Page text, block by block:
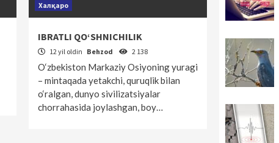
Халқаро
IBRATLI QO‘SHNICHILIK
12 yil oldin Behzod 2 138
O‘zbekiston Markaziy Osiyoning yuragi
– mintaqada yetakchi, quruqlik bilan
o‘ralgan, dunyo sivilizatsiyalar
chorrahasida joylashgan, boy…